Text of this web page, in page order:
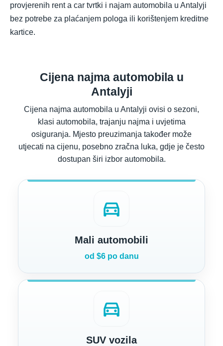
provjerenih rent a car tvrtki i najam automobila u Antalyji
bez potrebe za plaćanjem pologa ili korištenjem kreditne
kartice.
Cijena najma automobila u
Antalyji
Cijena najma automobila u Antalyji ovisi o sezoni,
klasi automobila, trajanju najma i uvjetima
osiguranja. Mjesto preuzimanja također može
utjecati na cijenu, posebno zračna luka, gdje je često
dostupan širi izbor automobila.
directions_car
Mali automobili
od $6 po danu
directions_car
SUV vozila